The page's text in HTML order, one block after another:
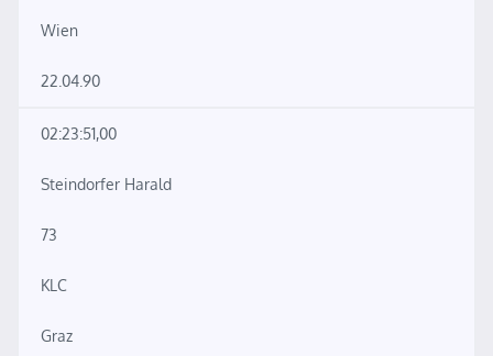
Wien
22.04.90
02:23:51,00
Steindorfer Harald
73
KLC
Graz